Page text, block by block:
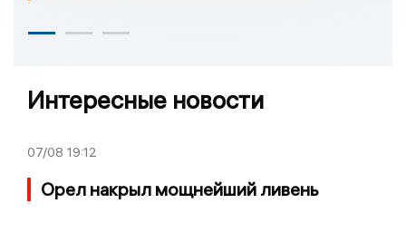
Интересные новости
07/08 19:12
Орел накрыл мощнейший ливень